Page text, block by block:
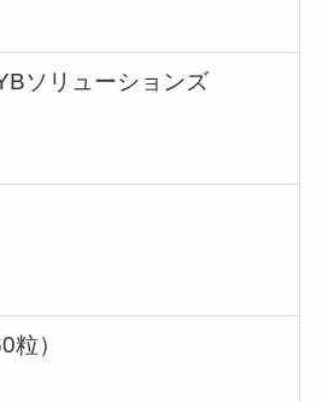
ソリューションズ
粒）